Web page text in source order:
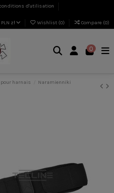
d'utilisation
PLN zł Wishlist (0) Compare (0)
0
harnais
Naramienniki